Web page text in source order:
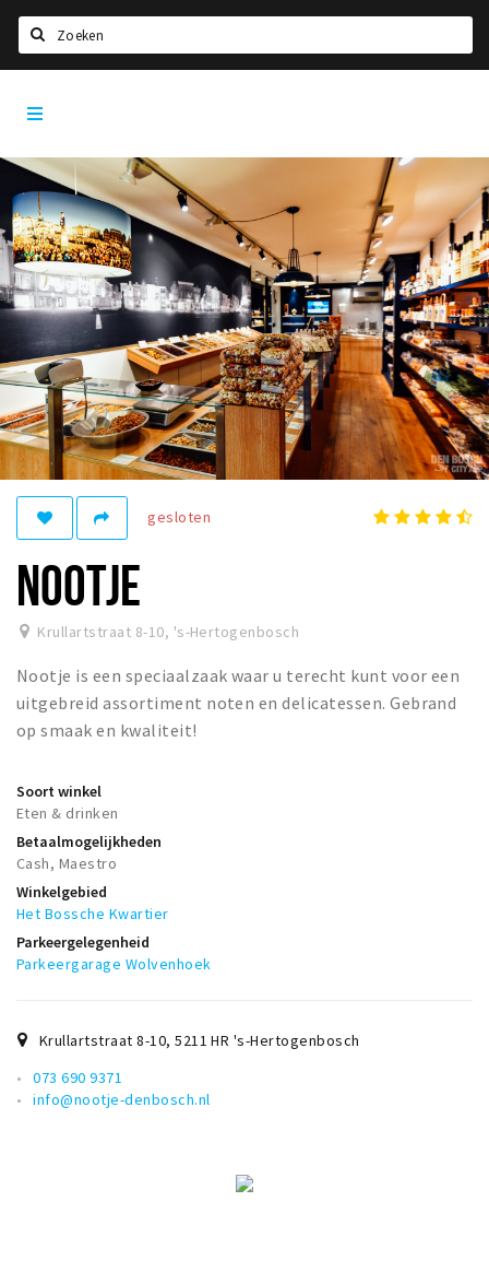
Home
Agenda
Deals
Party pics
Nieuws, interviews & blogs
Eten
Drinken
Slapen
Recreatief
Winkels
Winkelgebieden
Bezienswaardigheden
Musea, theaters & podia
Uitjes & activiteiten
Toeristische routes
Baroniepoorten
Sport
Andere City Apps
Inloggen
gesloten
NOOTJE
Krullartstraat 8-10, 's-Hertogenbosch
Nootje is een speciaalzaak waar u terecht kunt voor een
uitgebreid assortiment noten en delicatessen. Gebrand
op smaak en kwaliteit!
Soort winkel
Eten & drinken
Betaalmogelijkheden
Cash, Maestro
Winkelgebied
Het Bossche Kwartier
Parkeergelegenheid
Parkeergarage Wolvenhoek
Krullartstraat 8-10,5211 HR 's-Hertogenbosch
073 690 9371
info@nootje-denbosch.nl